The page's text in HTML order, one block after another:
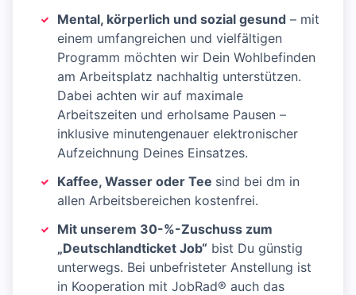
Mental, körperlich und sozial gesund – mit
einem umfangreichen und vielfältigen
Programm möchten wir Dein Wohlbefinden
am Arbeitsplatz nachhaltig unterstützen.
Dabei achten wir auf maximale
Arbeitszeiten und erholsame Pausen –
inklusive minutengenauer elektronischer
Aufzeichnung Deines Einsatzes.
Kaffee, Wasser oder Tee sind bei dm in
allen Arbeitsbereichen kostenfrei.
Mit unserem 30-%-Zuschuss zum
„Deutschlandticket Job“ bist Du günstig
unterwegs. Bei unbefristeter Anstellung ist
in Kooperation mit JobRad® auch das